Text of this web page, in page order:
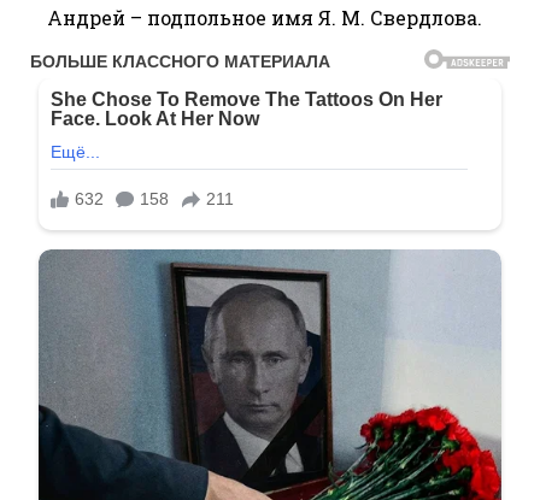
Андрей – подпольное имя Я. М. Свердлова.